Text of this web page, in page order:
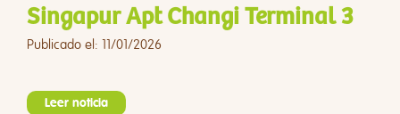
Singapur Apt Changi Terminal 3
Publicado el: 11/01/2026
Leer noticia